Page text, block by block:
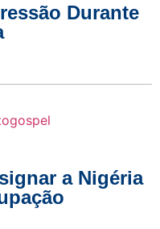
Durante
a Nigéria